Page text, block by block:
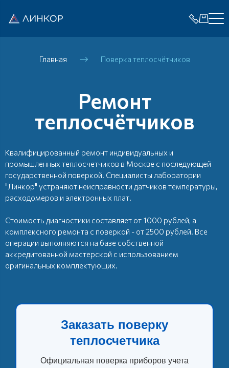
Главная Поверка теплосчётчиков
Ремонт
теплосчётчиков
Квалифицированный ремонт индивидуальных и
промышленных теплосчетчиков в Москве с последующей
государственной поверкой. Специалисты лаборатории
"Линкор" устраняют неисправности датчиков температуры,
расходомеров и электронных плат.
Стоимость диагностики составляет от 1000 рублей, а
комплексного ремонта с поверкой - от 2500 рублей. Все
операции выполняются на базе собственной
аккредитованной мастерской с использованием
оригинальных комплектующих.
Заказать поверку
теплосчетчика
Официальная поверка приборов учета